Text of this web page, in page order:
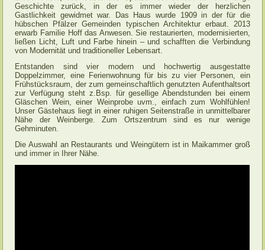
Geschichte zurück, in der es immer wieder der herzlichen
Gastlichkeit gewidmet war. Das Haus wurde 1909 in der für die
hübschen Pfälzer Gemeinden typischen Architektur erbaut. 2013
erwarb Familie Hoff das Anwesen. Sie restaurierten, modernisierten,
ließen Licht, Luft und Farbe hinein – und schafften die Verbindung
von Modernität und traditioneller Lebensart.
Entstanden sind vier modern und hochwertig ausgestatte
Doppelzimmer, eine Ferienwohnung für bis zu vier Personen, ein
Frühstücksraum, der zum gemeinschaftlich genutzten Aufenthaltsort
zur Verfügung steht z.Bsp. für gesellige Abendstunden bei einem
Gläschen Wein, einer Weinprobe uvm., einfach zum Wohlfühlen!
Unser Gästehaus liegt in einer ruhigen Seitenstraße in unmittelbarer
Nähe der Weinberge. Zum Ortszentrum sind es nur wenige
Gehminuten.
Die Auswahl an Restaurants und Weingütern ist in Maikammer groß
und immer in Ihrer Nähe.